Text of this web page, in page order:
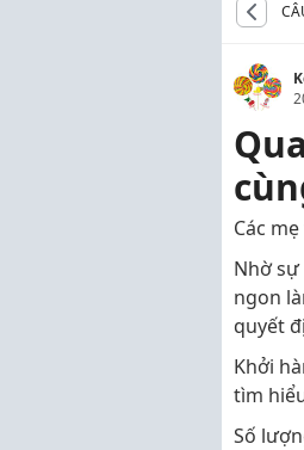
Các
Nhờ
ngon
quyết
Khởi
tìm
Số